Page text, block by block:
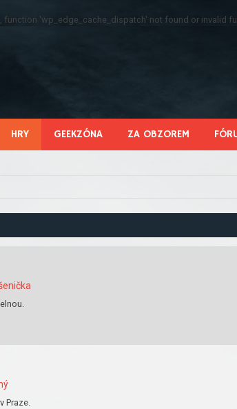
function 'wp_edge_cache_dispatch' not found or invalid
HRY GEEKZÓNA ZA OBZOREM
Praze.